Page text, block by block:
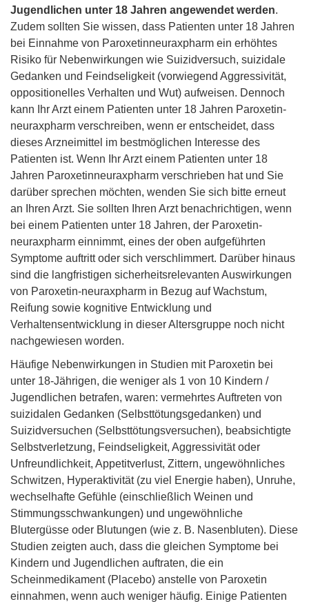
Jugendlichen unter 18 Jahren angewendet werden.
Zudem sollten Sie wissen, dass Patienten unter 18 Jahren
bei Einnahme von Paroxetinneuraxpharm ein erhöhtes
Risiko für Nebenwirkungen wie Suizidversuch, suizidale
Gedanken und Feindseligkeit (vorwiegend Aggressivität,
oppositionelles Verhalten und Wut) aufweisen. Dennoch
kann Ihr Arzt einem Patienten unter 18 Jahren Paroxetin-
neuraxpharm verschreiben, wenn er entscheidet, dass
dieses Arzneimittel im bestmöglichen Interesse des
Patienten ist. Wenn Ihr Arzt einem Patienten unter 18
Jahren Paroxetinneuraxpharm verschrieben hat und Sie
darüber sprechen möchten, wenden Sie sich bitte erneut
an Ihren Arzt. Sie sollten Ihren Arzt benachrichtigen, wenn
bei einem Patienten unter 18 Jahren, der Paroxetin-
neuraxpharm einnimmt, eines der oben aufgeführten
Symptome auftritt oder sich verschlimmert. Darüber hinaus
sind die langfristigen sicherheitsrelevanten Auswirkungen
von Paroxetin-neuraxpharm in Bezug auf Wachstum,
Reifung sowie kognitive Entwicklung und
Verhaltensentwicklung in dieser Altersgruppe noch nicht
nachgewiesen worden.
Häufige Nebenwirkungen in Studien mit Paroxetin bei
unter 18-Jährigen, die weniger als 1 von 10 Kindern /
Jugendlichen betrafen, waren: vermehrtes Auftreten von
suizidalen Gedanken (Selbsttötungsgedanken) und
Suizidversuchen (Selbsttötungsversuchen), beabsichtigte
Selbstverletzung, Feindseligkeit, Aggressivität oder
Unfreundlichkeit, Appetitverlust, Zittern, ungewöhnliches
Schwitzen, Hyperaktivität (zu viel Energie haben), Unruhe,
wechselhafte Gefühle (einschließlich Weinen und
Stimmungsschwankungen) und ungewöhnliche
Blutergüsse oder Blutungen (wie z. B. Nasenbluten). Diese
Studien zeigten auch, dass die gleichen Symptome bei
Kindern und Jugendlichen auftraten, die ein
Scheinmedikament (Placebo) anstelle von Paroxetin
einnahmen, wenn auch weniger häufig. Einige Patienten